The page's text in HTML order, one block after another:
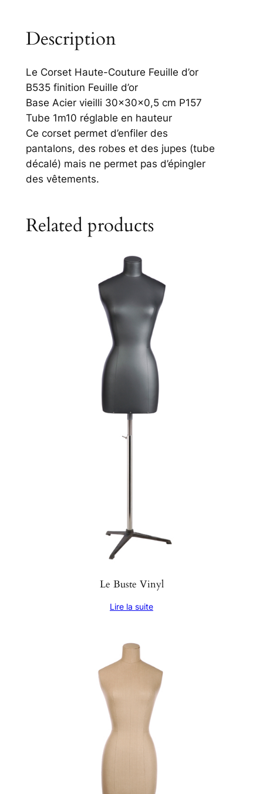
Description
Le Corset Haute-Couture Feuille d’or
B535 finition Feuille d’or
Base Acier vieilli 30x30x0,5 cm P157
Tube 1m10 réglable en hauteur
Ce corset permet d’enfiler des
pantalons, des robes et des jupes (tube
décalé) mais ne permet pas d’épingler
des vêtements.
Related products
Le Buste Vinyl
Lire la suite